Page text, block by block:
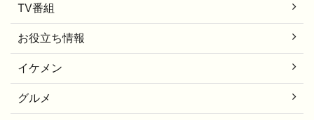
TV番組
お役立ち情報
イケメン
グルメ